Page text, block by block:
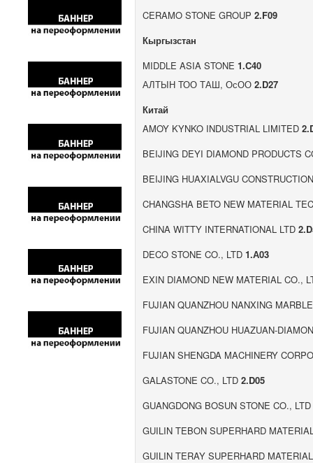
CERAMO STONE GROUP2.F09
Кыргызстан
MIDDLE ASIA STONE1.C40
АЛТЫН ТОО ТАШ, ОсОО2.D27
Китай
AMOY KYNKO INDUSTRIAL LIMITED
BEIJING DEYI DIAMOND PRODUCTS
BEIJING HUAXIALVGU
CHANGSHA BETO NEW MATERIAL
CHINA WITTY INTERNATIONAL LTD
DECO STONE CO., LTD1.А03
EXIN DIAMOND NEW MATERIAL CO.,
FUJIAN QUANZHOU NANXING
FUJIAN QUANZHOU HUAZUAN-
FUJIAN SHENGDA MACHINERY
GALASTONE CO., LTD2.D05
GUANGDONG BOSUN STONE CO.,
GUILIN TEBON SUPERHARD
GUILIN TERAY SUPERHARD